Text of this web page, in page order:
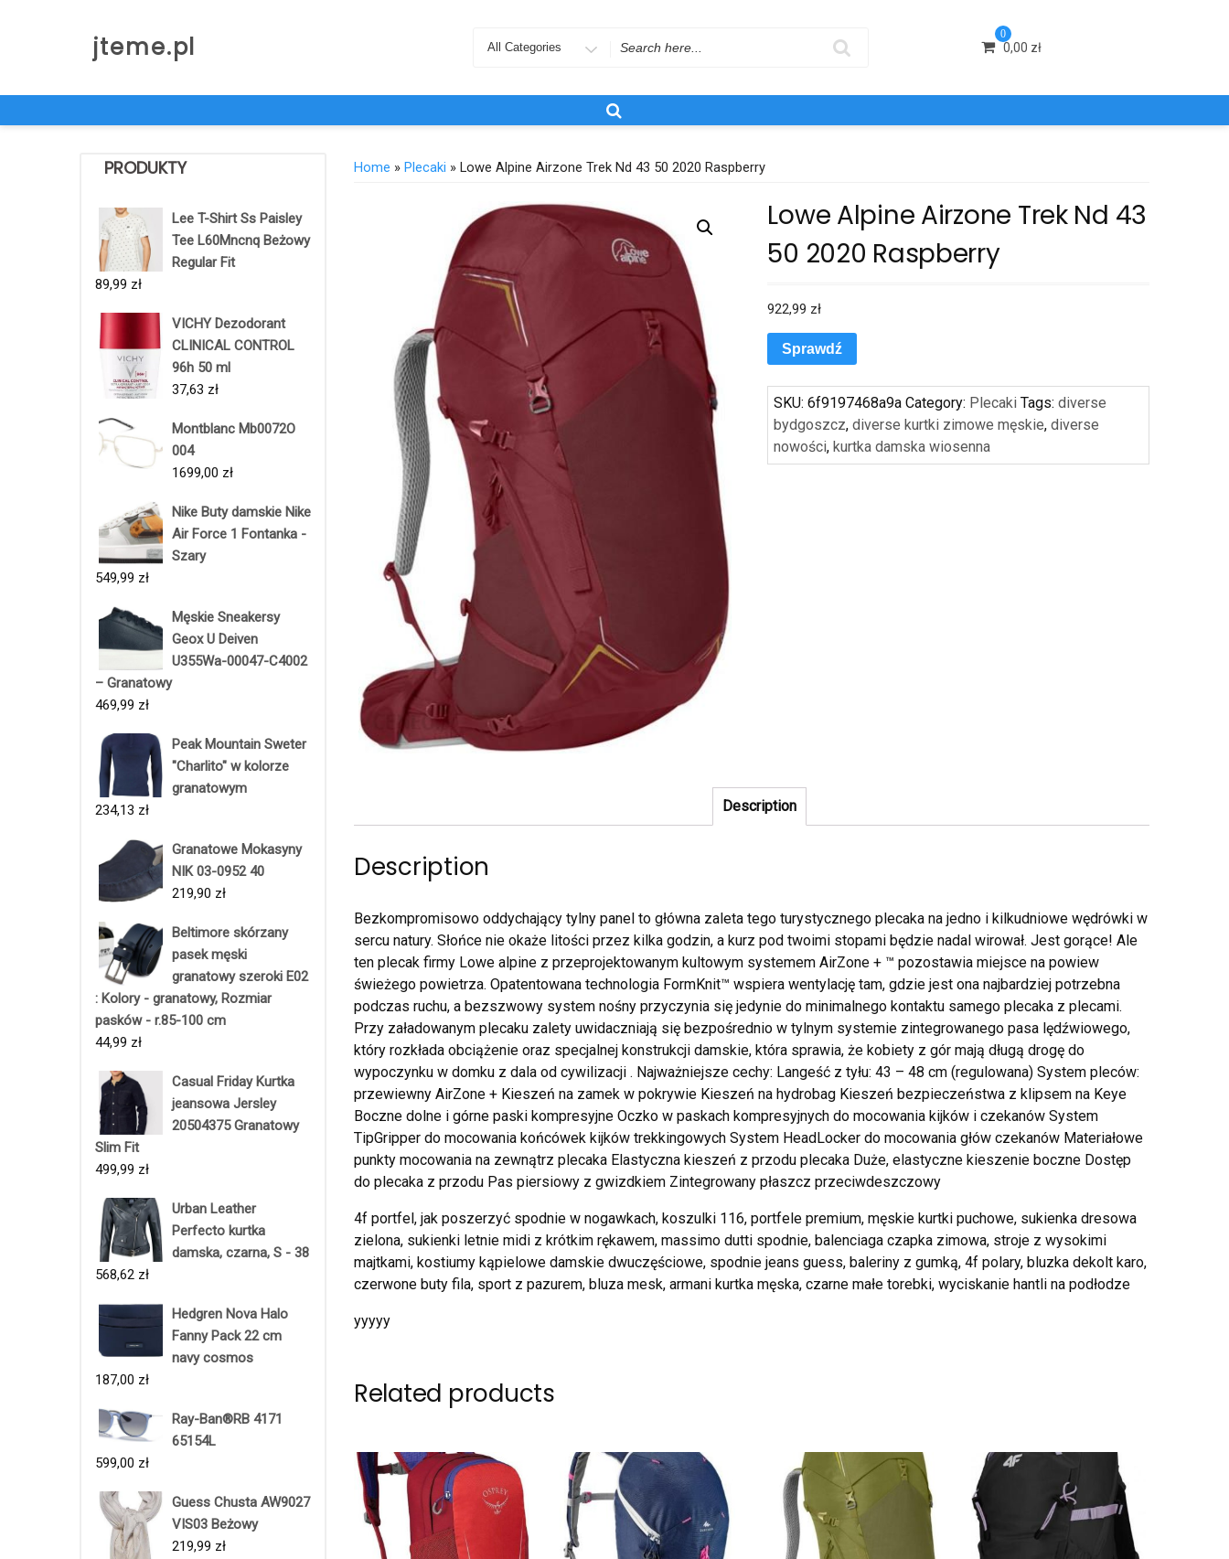
jteme.pl
Search
0
0,00 zł
PRODUKTY
Lee T-Shirt Ss Paisley
Tee L60Mncnq Beżowy
Regular Fit
89,99 zł
VICHY Dezodorant
CLINICAL CONTROL
96h 50 ml
37,63 zł
Montblanc Mb0072O
004
1699,00 zł
Nike Buty damskie Nike
Air Force 1 Fontanka -
Szary
549,99 zł
Męskie Sneakersy
Geox U Deiven
U355Wa-00047-C4002
– Granatowy
469,99 zł
Peak Mountain Sweter
"Charlito" w kolorze
granatowym
234,13 zł
Granatowe Mokasyny
NIK 03-0952 40
219,90 zł
Beltimore skórzany
pasek męski
granatowy szeroki E02
: Kolory - granatowy, Rozmiar
pasków - r.85-100 cm
44,99 zł
Casual Friday Kurtka
jeansowa Jersley
20504375 Granatowy
Slim Fit
499,99 zł
Urban Leather
Perfecto kurtka
damska, czarna, S - 38
568,62 zł
Hedgren Nova Halo
Fanny Pack 22 cm
navy cosmos
187,00 zł
Ray-Ban®RB 4171
65154L
599,00 zł
Guess Chusta AW9027
VIS03 Beżowy
219,99 zł
Home » Plecaki » Lowe Alpine Airzone Trek Nd 43 50 2020 Raspberry
Lowe Alpine Airzone Trek Nd 43
50 2020 Raspberry
922,99 zł
Sprawdź
SKU:6f9197468a9a Category: Plecaki Tags:diverse
bydgoszcz,diverse kurtki zimowe męskie,diverse
nowości,kurtka damska wiosenna
Description
Description
Bezkompromisowo oddychający tylny panel to główna zaleta tego turystycznego plecaka na jedno i kilkudniowe wędrówki w
sercu natury. Słońce nie okaże litości przez kilka godzin, a kurz pod twoimi stopami będzie nadal wirował. Jest gorące! Ale
ten plecak firmy Lowe alpine z przeprojektowanym kultowym systemem AirZone + ™ pozostawia miejsce na powiew
świeżego powietrza. Opatentowana technologia FormKnit™ wspiera wentylację tam, gdzie jest ona najbardziej potrzebna
podczas ruchu, a bezszwowy system nośny przyczynia się jedynie do minimalnego kontaktu samego plecaka z plecami.
Przy załadowanym plecaku zalety uwidaczniają się bezpośrednio w tylnym systemie zintegrowanego pasa lędźwiowego,
który rozkłada obciążenie oraz specjalnej konstrukcji damskie, która sprawia, że kobiety z gór mają długą drogę do
wypoczynku w domku z dala od cywilizacji . Najważniejsze cechy: Langeść z tyłu: 43 – 48 cm (regulowana) System pleców:
przewiewny AirZone + Kieszeń na zamek w pokrywie Kieszeń na hydrobag Kieszeń bezpieczeństwa z klipsem na Keye
Boczne dolne i górne paski kompresyjne Oczko w paskach kompresyjnych do mocowania kijków i czekanów System
TipGripper do mocowania końcówek kijków trekkingowych System HeadLocker do mocowania głów czekanów Materiałowe
punkty mocowania na zewnątrz plecaka Elastyczna kieszeń z przodu plecaka Duże, elastyczne kieszenie boczne Dostęp
do plecaka z przodu Pas piersiowy z gwizdkiem Zintegrowany płaszcz przeciwdeszczowy
4f portfel, jak poszerzyć spodnie w nogawkach, koszulki 116, portfele premium, męskie kurtki puchowe, sukienka dresowa
zielona, sukienki letnie midi z krótkim rękawem, massimo dutti spodnie, balenciaga czapka zimowa, stroje z wysokimi
majtkami, kostiumy kąpielowe damskie dwuczęściowe, spodnie jeans guess, baleriny z gumką, 4f polary, bluzka dekolt karo,
czerwone buty fila, sport z pazurem, bluza mesk, armani kurtka męska, czarne małe torebki, wyciskanie hantli na podłodze
yyyyy
Related products